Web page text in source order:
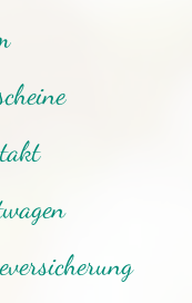
Vorträge
Partner